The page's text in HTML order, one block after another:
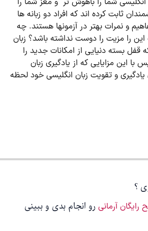
ثابت کرده­ اند که افراد دو زبانه­ ها
و نمرات بهتر در آزمون­ها هستند. چه
را مزیت را دوست نداشته باشد؟ زبان
بسته دنیایی از امکانات جدید را
با این مزایایی که از یادگیری زبان
یادگیری و تقویت زبان انگلیسی خود لحظه
؟
آرمانی رو انجام بدی و ببینی